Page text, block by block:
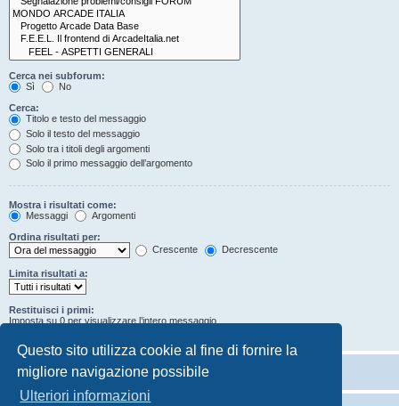
Questo sito utilizza cookie al fine di fornire la
migliore navigazione possibile
Ulteriori informazioni
Cerca nei subforum:
Sì
No
Cerca:
Titolo e testo del messaggio
Solo il testo del messaggio
Solo tra i titoli degli argomenti
Solo il primo messaggio dell’argomento
Mostra i risultati come:
Messaggi
Argomenti
Ordina risultati per:
Crescente
Decrescente
Limita risultati a:
Restituisci i primi:
Imposta su 0 per visualizzare l’intero messaggio.